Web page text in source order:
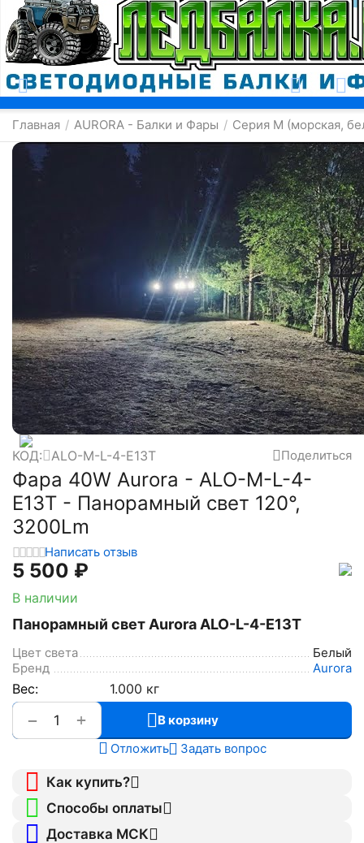
Москва
Главная / AURORA - Балки и Фары / Серия M (морская,
КОД: ALO-M-L-4-E13T Поделиться
Фара 40W Aurora - ALO-M-L-4-
E13T - Панорамный свет 120°,
3200Lm
Написать отзыв
5 500 ₽
В наличии
Панорамный свет Aurora ALO-L-4-E13T
Цвет света
Белый
Бренд
Aurora
Вес: 1.000 кг
+
−
В корзину
Отложить
Задать вопрос
Как купить?
Способы оплаты
Доставка МСК